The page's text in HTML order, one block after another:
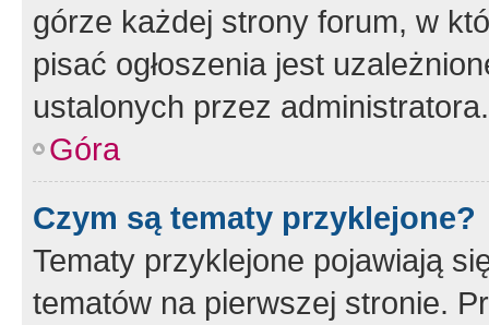
górze każdej strony forum, w
pisać ogłoszenia jest
ustalonych przez administratora.
Góra
Czym są tematy przyklejone?
Tematy przyklejone pojawiają
tematów na pierwszej stronie.